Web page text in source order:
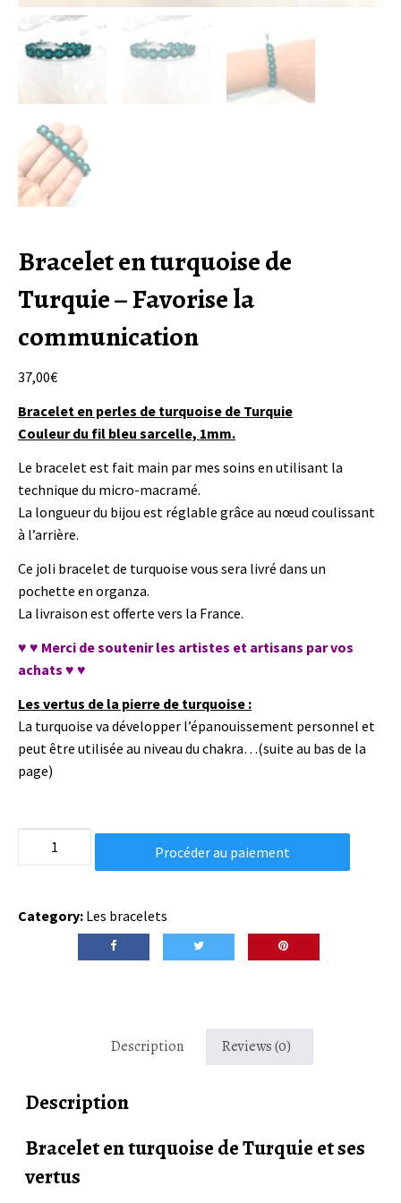
Bracelet en turquoise de
Turquie – Favorise la
communication
37,00€
Bracelet en perles de turquoise de Turquie
Couleur du fil bleu sarcelle, 1mm.
Le bracelet est fait main par mes soins en utilisant la
technique du micro-macramé.
La longueur du bijou est réglable grâce au nœud coulissant
à l’arrière.
Ce joli bracelet de turquoise vous sera livré dans un
pochette en organza.
La livraison est offerte vers la France.
♥ ♥ Merci de soutenir les artistes et artisans par vos
achats ♥ ♥
Les vertus de la pierre de turquoise :
La turquoise va développer l’épanouissement personnel et
peut être utilisée au niveau du chakra…(suite au bas de la
page)
Bracelet
Turquie
Procéder au paiement
Category: Les bracelets
Description Reviews (0)
Description
Bracelet en turquoise de Turquie et ses
vertus